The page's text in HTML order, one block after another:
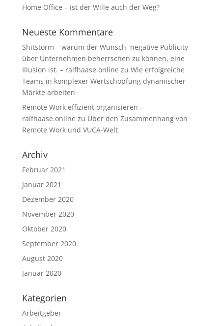
Home Office – ist der Wille auch der Weg?
Neueste Kommentare
Shitstorm – warum der Wunsch, negative Publicity
über Unternehmen beherrschen zu können, eine
Illusion ist. – ralfhaase.online zu Wie erfolgreiche
Teams in komplexer Wertschöpfung dynamischer
Märkte arbeiten
Remote Work effizient organisieren –
ralfhaase.online zu Über den Zusammenhang von
Remote Work und VUCA-Welt
Archiv
Februar 2021
Januar 2021
Dezember 2020
November 2020
Oktober 2020
September 2020
August 2020
Januar 2020
Kategorien
Arbeitgeber